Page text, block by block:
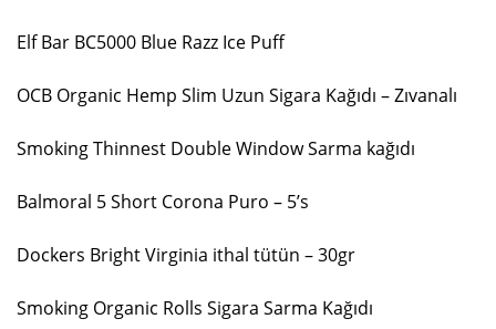
Elf Bar BC5000 Blue Razz Ice Puff
OCB Organic Hemp Slim Uzun Sigara Kağıdı – Zıvanalı
Smoking Thinnest Double Window Sarma kağıdı
Balmoral 5 Short Corona Puro – 5’s
Dockers Bright Virginia ithal tütün – 30gr
Smoking Organic Rolls Sigara Sarma Kağıdı